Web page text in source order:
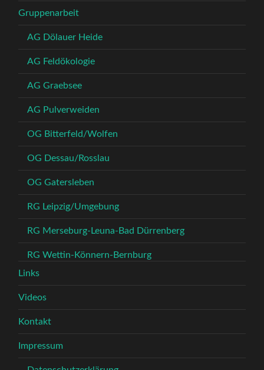
Gruppenarbeit
AG Dölauer Heide
AG Feldökologie
AG Graebsee
AG Pulverweiden
OG Bitterfeld/Wolfen
OG Dessau/Rosslau
OG Gatersleben
RG Leipzig/Umgebung
RG Merseburg-Leuna-Bad Dürrenberg
RG Wettin-Könnern-Bernburg
Links
Videos
Kontakt
Impressum